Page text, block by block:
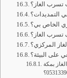
الغاز؟
التمديدات؟
الخاص بي؟
تسرب الغاز؟
المركزي؟
على البيئة؟
بمكة